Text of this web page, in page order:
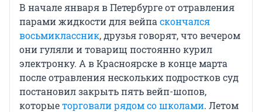
В начале января в Петербурге от отравления
парами жидкости для вейпа скончался
восьмиклассник, друзья говорят, что вечером
они гуляли и товарищ постоянно курил
электронку. А в Красноярске в конце марта
после отравления нескольких подростков суд
постановил закрыть пять вейп-шопов,
которыеторговали рядом со школами. Летом